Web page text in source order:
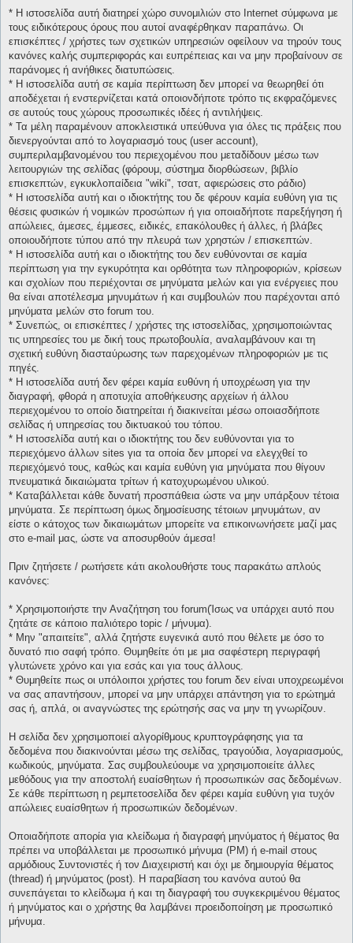
* H ιστοσελίδα αυτή διατηρεί χώρο συνομιλιών στο Internet σύμφωνα με
τους ειδικότερους όρους που αυτοί αναφέρθηκαν παραπάνω. Οι
επισκέπτες / χρήστες των σχετικών υπηρεσιών οφείλουν να τηρούν τους
κανόνες καλής συμπεριφοράς και ευπρέπειας και να μην προβαίνουν σε
παράνομες ή ανήθικες διατυπώσεις.
* H ιστοσελίδα αυτή σε καμία περίπτωση δεν μπορεί να θεωρηθεί ότι
αποδέχεται ή ενστερνίζεται κατά οποιονδήποτε τρόπο τις εκφραζόμενες
σε αυτούς τους χώρους προσωπικές ιδέες ή αντιλήψεις.
* Τα μέλη παραμένουν αποκλειστικά υπεύθυνα για όλες τις πράξεις που
διενεργούνται από το λογαριασμό τους (user account),
συμπεριλαμβανομένου του περιεχομένου που μεταδίδουν μέσω των
λειτουργιών της σελίδας (φόρουμ, σύστημα διορθώσεων, βιβλίο
επισκεπτών, εγκυκλοπαίδεια "wiki", τσατ, αφιερώσεις στο ράδιο)
* H ιστοσελίδα αυτή και ο ιδιοκτήτης του δε φέρουν καμία ευθύνη για τις
θέσεις φυσικών ή νομικών προσώπων ή για οποιαδήποτε παρεξήγηση ή
απώλειες, άμεσες, έμμεσες, ειδικές, επακόλουθες ή άλλες, ή βλάβες
οποιουδήποτε τύπου από την πλευρά των χρηστών / επισκεπτών.
* H ιστοσελίδα αυτή και ο ιδιοκτήτης του δεν ευθύνονται σε καμία
περίπτωση για την εγκυρότητα και ορθότητα των πληροφοριών, κρίσεων
και σχολίων που περιέχονται σε μηνύματα μελών και για ενέργειες που
θα είναι αποτέλεσμα μηνυμάτων ή και συμβουλών που παρέχονται από
μηνύματα μελών στο forum του.
* Συνεπώς, οι επισκέπτες / χρήστες της ιστοσελίδας, χρησιμοποιώντας
τις υπηρεσίες του με δική τους πρωτοβουλία, αναλαμβάνουν και τη
σχετική ευθύνη διασταύρωσης των παρεχομένων πληροφοριών με τις
πηγές.
* H ιστοσελίδα αυτή δεν φέρει καμία ευθύνη ή υποχρέωση για την
διαγραφή, φθορά η αποτυχία αποθήκευσης αρχείων ή άλλου
περιεχομένου το οποίο διατηρείται ή διακινείται μέσω οποιασδήποτε
σελίδας ή υπηρεσίας του δικτυακού του τόπου.
* H ιστοσελίδα αυτή και ο ιδιοκτήτης του δεν ευθύνονται για το
περιεχόμενο άλλων sites για τα οποία δεν μπορεί να ελεγχθεί το
περιεχόμενό τους, καθώς και καμία ευθύνη για μηνύματα που θίγουν
πνευματικά δικαιώματα τρίτων ή κατοχυρωμένου υλικού.
* Καταβάλλεται κάθε δυνατή προσπάθεια ώστε να μην υπάρξουν τέτοια
μηνύματα. Σε περίπτωση όμως δημοσίευσης τέτοιων μηνυμάτων, αν
είστε ο κάτοχος των δικαιωμάτων μπορείτε να επικοινωνήσετε μαζί μας
στο e-mail μας, ώστε να αποσυρθούν άμεσα!
Πριν ζητήσετε / ρωτήσετε κάτι ακολουθήστε τους παρακάτω απλούς
κανόνες:
* Χρησιμοποιήστε την Αναζήτηση του forum(Ίσως να υπάρχει αυτό που
ζητάτε σε κάποιο παλιότερο topic / μήνυμα).
* Μην "απαιτείτε", αλλά ζητήστε ευγενικά αυτό που θέλετε με όσο το
δυνατό πιο σαφή τρόπο. Θυμηθείτε ότι με μια σαφέστερη περιγραφή
γλυτώνετε χρόνο και για εσάς και για τους άλλους.
* Θυμηθείτε πως οι υπόλοιποι χρήστες του forum δεν είναι υποχρεωμένοι
να σας απαντήσουν, μπορεί να μην υπάρχει απάντηση για το ερώτημά
σας ή, απλά, οι αναγνώστες της ερώτησής σας να μην τη γνωρίζουν.
Η σελίδα δεν χρησιμοποιεί αλγορίθμους κρυπτογράφησης για τα
δεδομένα που διακινούνται μέσω της σελίδας, τραγούδια, λογαριασμούς,
κωδικούς, μηνύματα. Σας συμβουλεύουμε να χρησιμοποιείτε άλλες
μεθόδους για την αποστολή ευαίσθητων ή προσωπικών σας δεδομένων.
Σε κάθε περίπτωση η ρεμπετοσελίδα δεν φέρει καμία ευθύνη για τυχόν
απώλειες ευαίσθητων ή προσωπικών δεδομένων.
Οποιαδήποτε απορία για κλείδωμα ή διαγραφή μηνύματος ή θέματος θα
πρέπει να υποβάλλεται με προσωπικό μήνυμα (PM) ή e-mail στους
αρμόδιους Συντονιστές ή τον Διαχειριστή και όχι με δημιουργία θέματος
(thread) ή μηνύματος (post). Η παραβίαση του κανόνα αυτού θα
συνεπάγεται το κλείδωμα ή και τη διαγραφή του συγκεκριμένου θέματος
ή μηνύματος και ο χρήστης θα λαμβάνει προειδοποίηση με προσωπικό
μήνυμα.